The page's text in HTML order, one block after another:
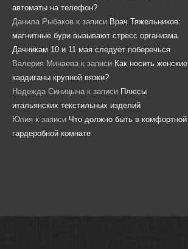
автоматы на телефон?
Данила Рыбаков к записи Врач Тяжельников:
магнитные бури вызывают стресс организма.
Дачникам 10 и 11 мая следует поберечься
Валерия Минаева к записи Как носить женские
кардиганы крупной вязки?
Надежда Синицына к записи Плюсы
итальянских текстильных изделий
Юлия к записи Что должно быть в комфортной
гардеробной комнате